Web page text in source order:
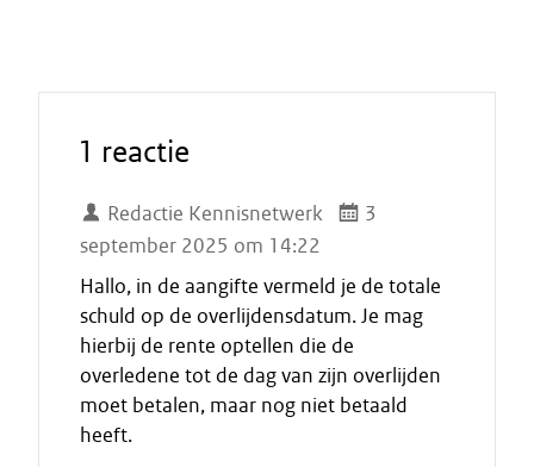
1 reactie
Redactie Kennisnetwerk
3
september 2025 om 14:22
Hallo, in de aangifte vermeld je de totale
schuld op de overlijdensdatum. Je mag
hierbij de rente optellen die de
overledene tot de dag van zijn overlijden
moet betalen, maar nog niet betaald
heeft.